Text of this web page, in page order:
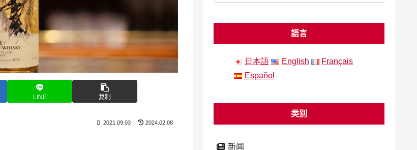
LINE 复制
2021.09.03 2024.02.08
語言
日本語 English
Français
Español
类别
新闻